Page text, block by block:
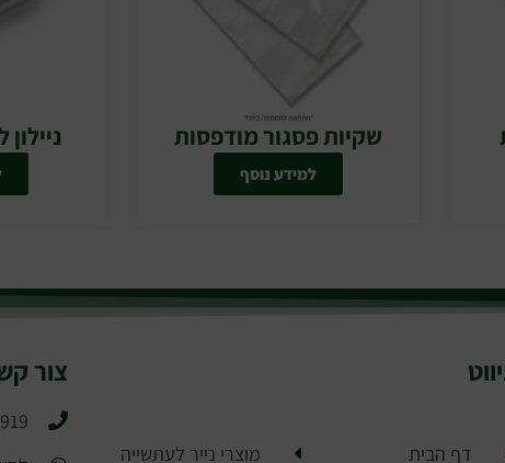
שקיות פסגור מודפסות
למידע נוסף
דף הבית מוצרי נייר לעתשייה
צור